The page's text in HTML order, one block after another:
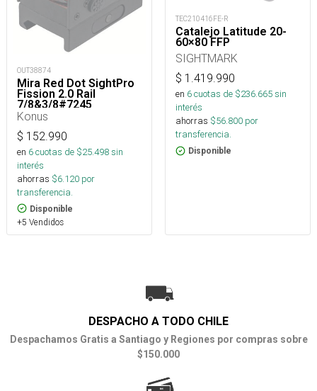
OUT38874
Mira Red Dot SightPro
Fission 2.0 Rail
7/8&3/8#7245
Konus
$ 152.990
en 6cuotas de $25.498sin
interés
ahorras $6.120 por
transferencia.
Disponible
+5 Vendidos
TEC210416FE-R
Catalejo Latitude 20-
60×80 FFP
SIGHTMARK
$ 1.419.990
en 6cuotas de $236.665sin
interés
ahorras $56.800 por
transferencia.
Disponible
DESPACHO A TODO CHILE
Despachamos Gratis a Santiago y Regiones por compras sobre
$150.000